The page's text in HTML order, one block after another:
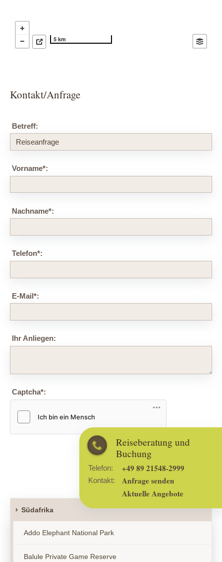
Reiseberatung und
Buchung
Telefon: +49 89 21548-2999
Kontakt:
Anfrage senden
Aktuelle Angebote
5 km
Kontakt/Anfrage
Betreff:
Vorname*:
Nachname*:
Telefon*:
E-Mail*:
Ihr Anliegen:
Captcha*:
Südafrika
Addo Elephant National Park
Balule Private Game Reserve